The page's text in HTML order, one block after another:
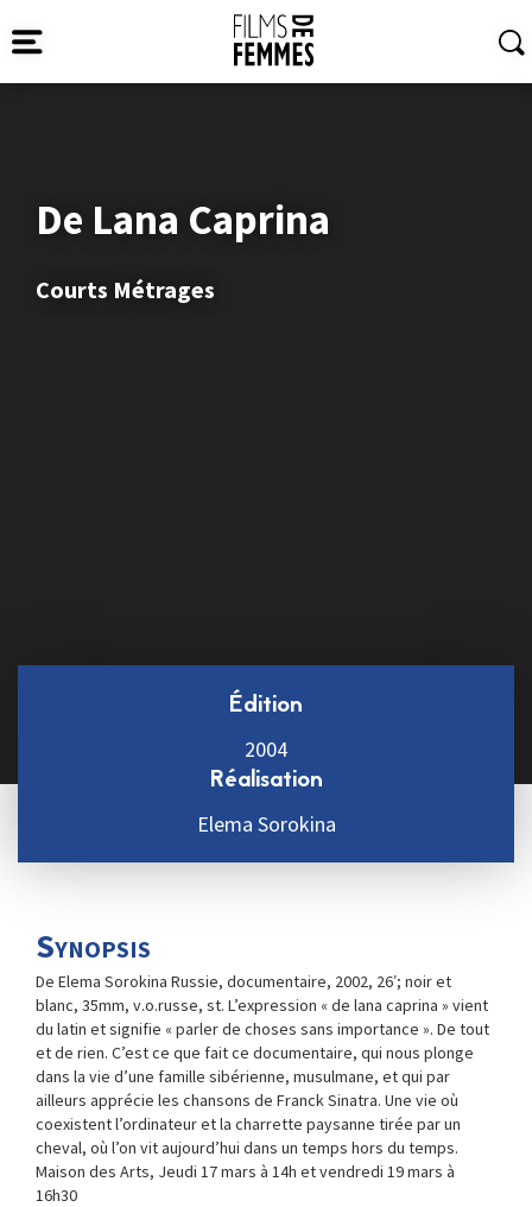
De Lana Caprina
Courts Métrages
Édition
2004
Réalisation
Elema Sorokina
Synopsis
De Elema Sorokina Russie, documentaire, 2002, 26′; noir et
blanc, 35mm, v.o.russe, st. L’expression « de lana caprina » vient
du latin et signifie « parler de choses sans importance ». De tout
et de rien. C’est ce que fait ce documentaire, qui nous plonge
dans la vie d’une famille sibérienne, musulmane, et qui par
ailleurs apprécie les chansons de Franck Sinatra. Une vie où
coexistent l’ordinateur et la charrette paysanne tirée par un
cheval, où l’on vit aujourd’hui dans un temps hors du temps.
Maison des Arts, Jeudi 17 mars à 14h et vendredi 19 mars à
16h30